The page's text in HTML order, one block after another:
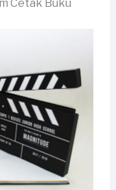
Cetak Buku